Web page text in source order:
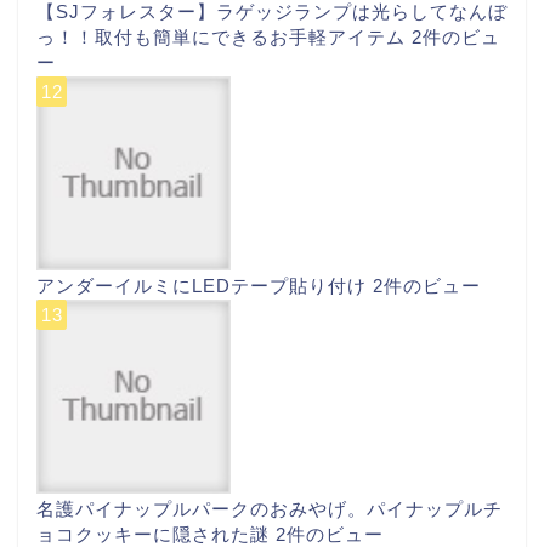
【SJフォレスター】ラゲッジランプは光らしてなんぼ
っ！！取付も簡単にできるお手軽アイテム 2件のビュ
ー
アンダーイルミにLEDテープ貼り付け 2件のビュー
名護パイナップルパークのおみやげ。パイナップルチ
ョコクッキーに隠された謎 2件のビュー